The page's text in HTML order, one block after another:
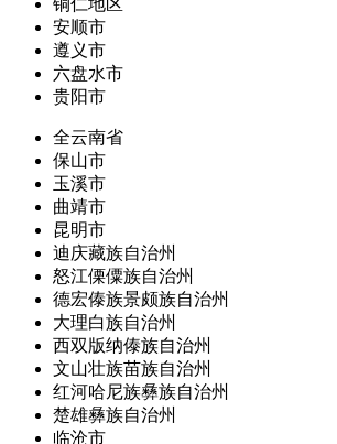
铜仁地区
安顺市
遵义市
六盘水市
贵阳市
全云南省
保山市
玉溪市
曲靖市
昆明市
迪庆藏族自治州
怒江傈僳族自治州
德宏傣族景颇族自治州
大理白族自治州
西双版纳傣族自治州
文山壮族苗族自治州
红河哈尼族彝族自治州
楚雄彝族自治州
临沧市